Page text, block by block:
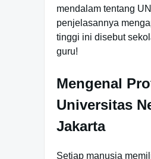
mendalam tentang
penjelasannya
tinggi ini disebut
guru!
Mengenal
Universitas
Jakarta
Setiap manusia